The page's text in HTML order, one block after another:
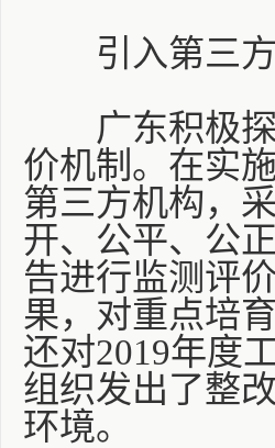
引入第三方
广东积极探
价机制。在实
第三方机构，
开、公平、公
告进行监测评
果，对重点培
还对2019年度
组织发出了整
环境。